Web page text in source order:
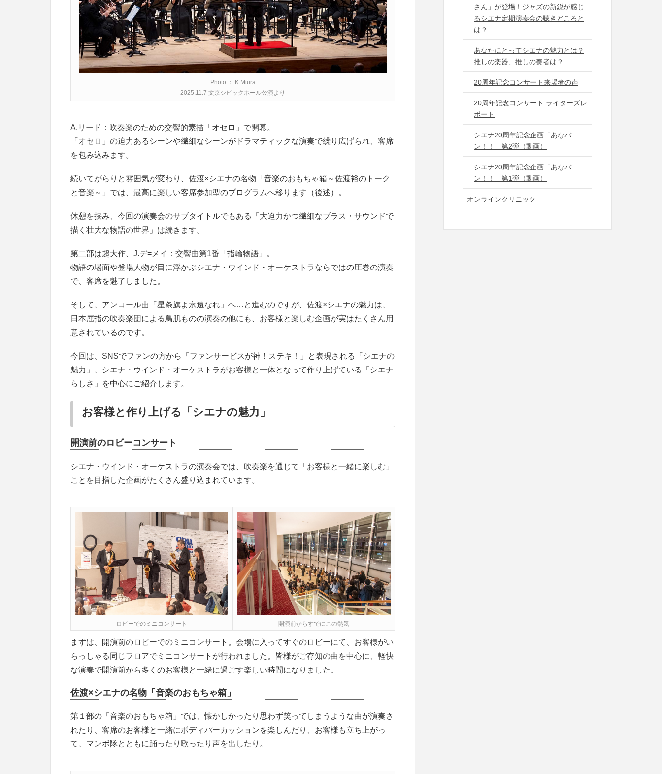
Photo ： K.Miura
2025.11.7 文京シビックホール公演より
A.リード：吹奏楽のための交響的素描「オセロ」で開幕。
「オセロ」の迫力あるシーンや繊細なシーンがドラマティックな演奏で繰り広げられ、客席
を包み込みます。
続いてがらりと雰囲気が変わり、佐渡×シエナの名物「音楽のおもちゃ箱～佐渡裕のトーク
と音楽～」では、最高に楽しい客席参加型のプログラムへ移ります（後述）。
休憩を挟み、今回の演奏会のサブタイトルでもある「大迫力かつ繊細なブラス・サウンドで
描く壮大な物語の世界」は続きます。
第二部は超大作、J.デ=メイ：交響曲第1番「指輪物語」。
物語の場面や登場人物が目に浮かぶシエナ・ウインド・オーケストラならではの圧巻の演奏
で、客席を魅了しました。
そして、アンコール曲「星条旗よ永遠なれ」へ…と進むのですが、佐渡×シエナの魅力は、
日本屈指の吹奏楽団による鳥肌ものの演奏の他にも、お客様と楽しむ企画が実はたくさん用
意されているのです。
今回は、SNSでファンの方から「ファンサービスが神！ステキ！」と表現される「シエナの
魅力」、シエナ・ウインド・オーケストラがお客様と一体となって作り上げている「シエナ
らしさ」を中心にご紹介します。
お客様と作り上げる「シエナの魅力」
開演前のロビーコンサート
シエナ・ウインド・オーケストラの演奏会では、吹奏楽を通じて「お客様と一緒に楽しむ」
ことを目指した企画がたくさん盛り込まれています。
ロビーでのミニコンサート 開演前からすでにこの熱気
まずは、開演前のロビーでのミニコンサート。会場に入ってすぐのロビーにて、お客様がい
らっしゃる同じフロアでミニコンサートが行われました。皆様がご存知の曲を中心に、軽快
な演奏で開演前から多くのお客様と一緒に過ごす楽しい時間になりました。
佐渡×シエナの名物「音楽のおもちゃ箱」
第１部の「音楽のおもちゃ箱」では、懐かしかったり思わず笑ってしまうような曲が演奏さ
れたり、客席のお客様と一緒にボディパーカッションを楽しんだり、お客様も立ち上がっ
て、マンボ隊とともに踊ったり歌ったり声を出したり。
さん」が登場！ジャズの新鋭が感じ
るシエナ定期演奏会の聴きどころと
は？
あなたにとってシエナの魅力とは？
推しの楽器、推しの奏者は？
20周年記念コンサート来場者の声
20周年記念コンサート ライターズレ
ポート
シエナ20周年記念企画「あなバ
ン！！」第2弾（動画）
シエナ20周年記念企画「あなバ
ン！！」第1弾（動画）
オンラインクリニック